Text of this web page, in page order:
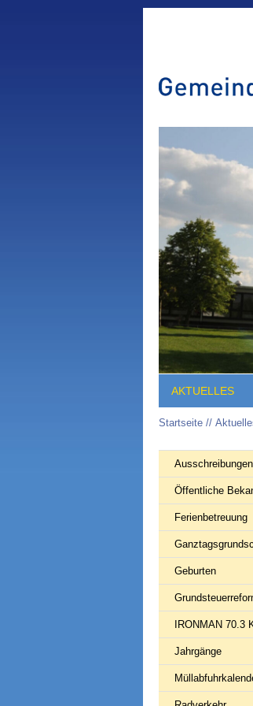
AKTUELLES
Startseite
Ausschreibungen
Öffentliche
Ferienbetreuung
Geburten
IRONMAN 70.3
Jahrgänge